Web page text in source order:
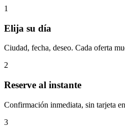
1
Elija su día
Ciudad, fecha, deseo. Cada oferta
2
Reserve al instante
Confirmación inmediata, sin tarjeta
3